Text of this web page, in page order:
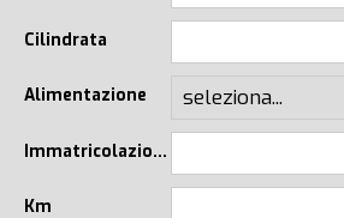
Cilindrata
Alimentazione
Immatricolazione
Km